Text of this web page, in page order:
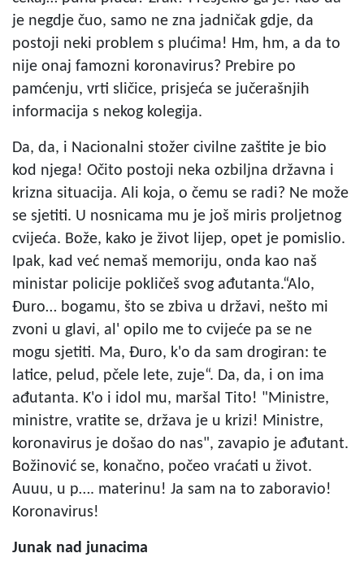
je negdje čuo, samo ne zna jadničak gdje, da
postoji neki problem s plućima! Hm, hm, a da to
nije onaj famozni koronavirus? Prebire po
pamćenju, vrti sličice, prisjeća se jučerašnjih
informacija s nekog kolegija.
Da, da, i Nacionalni stožer civilne zaštite je bio
kod njega! Očito postoji neka ozbiljna državna i
krizna situacija. Ali koja, o čemu se radi? Ne može
se sjetiti. U nosnicama mu je još miris proljetnog
cvijeća. Bože, kako je život lijep, opet je pomislio.
Ipak, kad već nemaš memoriju, onda kao naš
ministar policije pokličeš svog ađutanta.“Alo,
Đuro… bogamu, što se zbiva u državi, nešto mi
zvoni u glavi, al' opilo me to cvijeće pa se ne
mogu sjetiti. Ma, Đuro, k'o da sam drogiran: te
latice, pelud, pčele lete, zuje“. Da, da, i on ima
ađutanta. K'o i idol mu, maršal Tito! "Ministre,
ministre, vratite se, država je u krizi! Ministre,
koronavirus je došao do nas", zavapio je ađutant.
Božinović se, konačno, počeo vraćati u život.
Auuu, u p…. materinu! Ja sam na to zaboravio!
Koronavirus!
Junak nad junacima